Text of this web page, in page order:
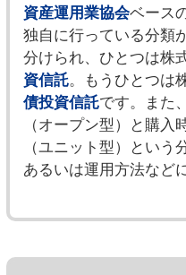
資産運用業協会ベース
独自に行っている分類
分けられ、ひとつは株
資信託。もうひとつは
債投資信託です。また
（オープン型）と購入
（ユニット型）とい
あるいは運用方法など